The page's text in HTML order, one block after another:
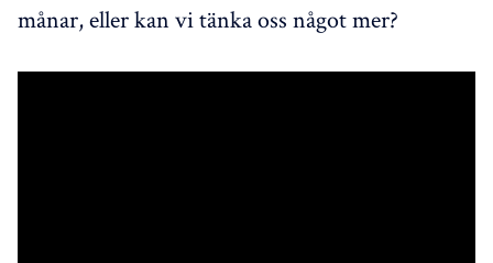
månar, eller kan vi tänka oss något mer?